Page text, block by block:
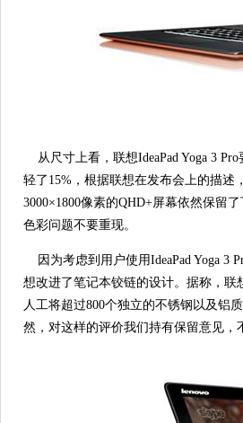
从尺寸上看，联想IdeaPad Yoga 3 Pro
轻了15%，根据联想在发布会上的描
3000×1800像素的QHD+屏幕依然保留
色彩问题不要重现。
因为考虑到用户使用IdeaPad Yoga 3
想改进了笔记本铰链的设计。据称，联
人工将超过800个独立的不锈钢以及铝
然，对这样的评价我们持有保留意见